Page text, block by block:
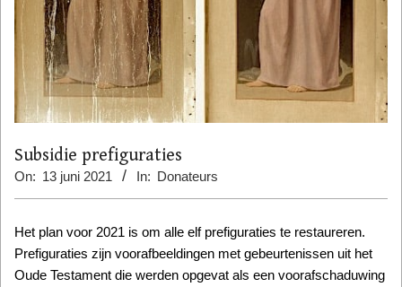
Subsidie prefiguraties
On: 13 juni 2021 In: Donateurs
Het plan voor 2021 is om alle elf prefiguraties te restaureren.
Prefiguraties zijn voorafbeeldingen met gebeurtenissen uit het
Oude Testament die werden opgevat als een voorafschaduwing